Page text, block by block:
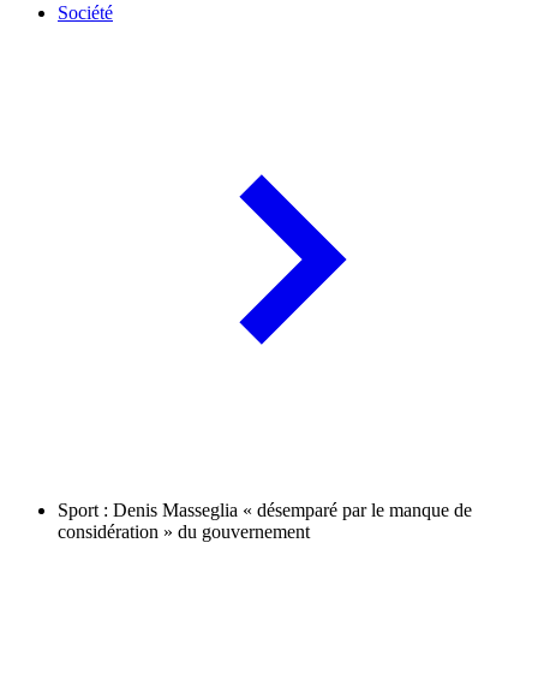
Société
Sport : Denis Masseglia « désemparé par le manque de
considération » du gouvernement